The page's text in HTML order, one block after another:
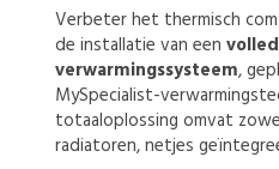
Verbeter het thermisch
de installatie van een
verwarmingssysteem,
MySpecialist-
totaaloplossing omvat
radiatoren, netjes